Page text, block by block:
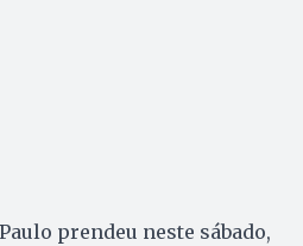
prendeu neste sábado,